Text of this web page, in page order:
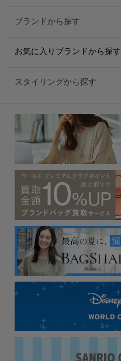
ブランドから探す
お気に入りブランドから探す
スタイリングから探す